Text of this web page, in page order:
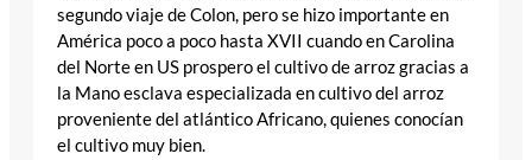
segundo viaje de Colon, pero se hizo importante en
América poco a poco hasta XVII cuando en Carolina
del Norte en US prospero el cultivo de arroz gracias a
la Mano esclava especializada en cultivo del arroz
proveniente del atlántico Africano, quienes conocían
el cultivo muy bien.